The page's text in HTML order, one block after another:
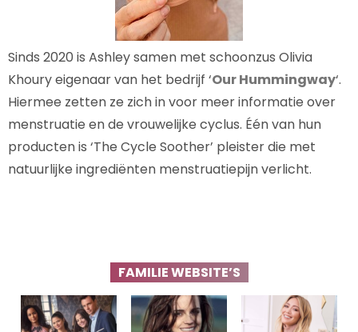
Sinds 2020 is Ashley samen met schoonzus Olivia
Khoury eigenaar van het bedrijf ‘Our Hummingway‘.
Hiermee zetten ze zich in voor meer informatie over
menstruatie en de vrouwelijke cyclus. Één van hun
producten is ‘The Cycle Soother’ pleister die met
natuurlijke ingrediënten menstruatiepijn verlicht.
FAMILIE WEBSITE’S